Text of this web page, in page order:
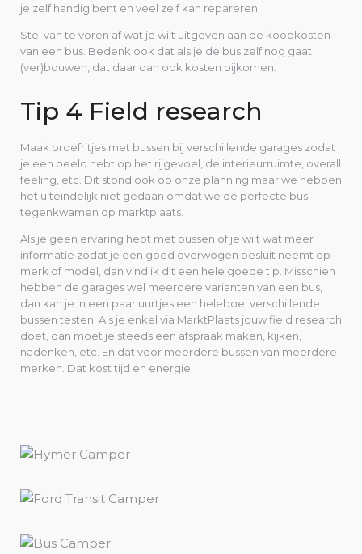
je zelf handig bent en veel zelf kan repareren.
Stel van te voren af wat je wilt uitgeven aan de koopkosten
van een bus. Bedenk ook dat als je de bus zelf nog gaat
(ver)bouwen, dat daar dan ook kosten bijkomen.
Tip 4 Field research
Maak proefritjes met bussen bij verschillende garages zodat
je een beeld hebt op het rijgevoel, de interieurruimte, overall
feeling, etc. Dit stond ook op onze planning maar we hebben
het uiteindelijk niet gedaan omdat we dé perfecte bus
tegenkwamen op marktplaats.
Als je geen ervaring hebt met bussen of je wilt wat meer
informatie zodat je een goed overwogen besluit neemt op
merk of model, dan vind ik dit een hele goede tip. Misschien
hebben de garages wel meerdere varianten van een bus,
dan kan je in een paar uurtjes een heleboel verschillende
bussen testen. Als je enkel via MarktPlaats jouw field research
doet, dan moet je steeds een afspraak maken, kijken,
nadenken, etc. En dat voor meerdere bussen van meerdere
merken. Dat kost tijd en energie.